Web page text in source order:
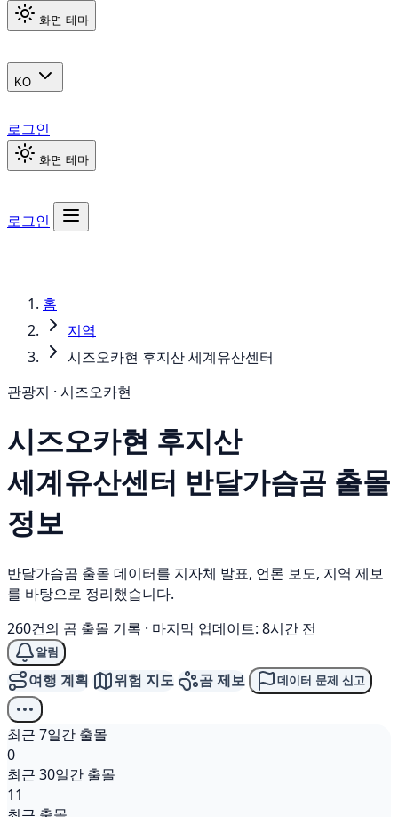
화면 테마
KO
로그인
화면 테마
로그인
홈
지역
시즈오카현 후지산 세계유산센터
관광지 · 시즈오카현
시즈오카현 후지산
세계유산센터 반달가슴곰 출몰
정보
반달가슴곰 출몰 데이터를 지자체 발표, 언론 보도, 지역 제보
를 바탕으로 정리했습니다.
260건의 곰 출몰 기록 · 마지막 업데이트: 8시간 전
알림
여행 계획 위험 지도 곰 제보 데이터 문제 신고
최근 7일간 출몰
0
최근 30일간 출몰
11